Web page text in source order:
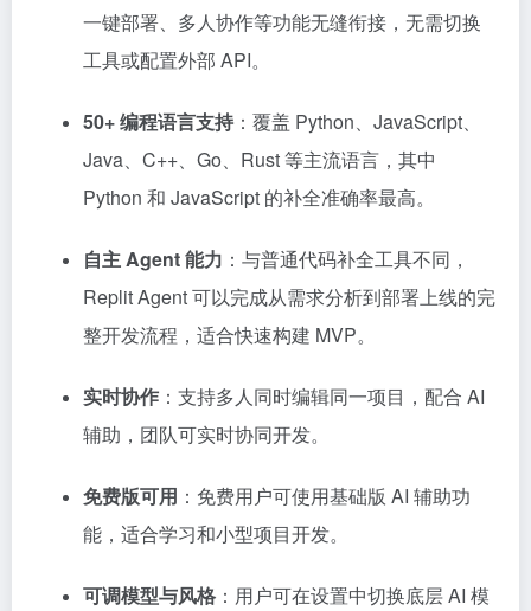
一键部署、多人协作等功能无缝衔接，无需切换
工具或配置外部 API。
50+ 编程语言支持 ：覆盖 Python、JavaScript、
Java、C++、Go、Rust 等主流语言，其中
Python 和 JavaScript 的补全准确率最高。
自主 Agent 能力 ：与普通代码补全工具不同，
Replit Agent 可以完成从需求分析到部署上线的完
整开发流程，适合快速构建 MVP。
实时协作 ：支持多人同时编辑同一项目，配合 AI
辅助，团队可实时协同开发。
免费版可用 ：免费用户可使用基础版 AI 辅助功
能，适合学习和小型项目开发。
可调模型与风格 ：用户可在设置中切换底层 AI 模